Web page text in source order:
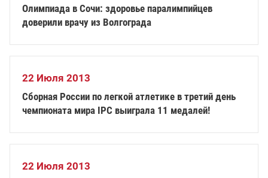
Олимпиада в Сочи: здоровье паралимпийцев
доверили врачу из Волгограда
22 Июля 2013
Сборная России по легкой атлетике в третий день
чемпионата мира IPC выиграла 11 медалей!
22 Июля 2013